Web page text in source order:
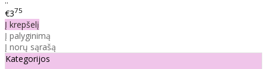
€375
Į krepšelį
Į palyginimą
Į norų sąrašą
Kategorijos